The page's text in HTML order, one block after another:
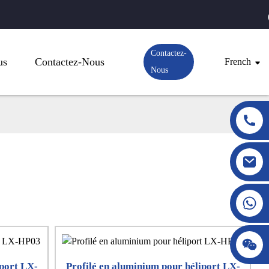
Contactez-Nous
Contactez-
Nous
French
LX- Profilé en aluminium pour héliport LX-